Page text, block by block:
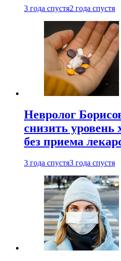
3 года спустя2 года спустя
Невролог
снизить уровень
без приема
3 года спустя3 года спустя